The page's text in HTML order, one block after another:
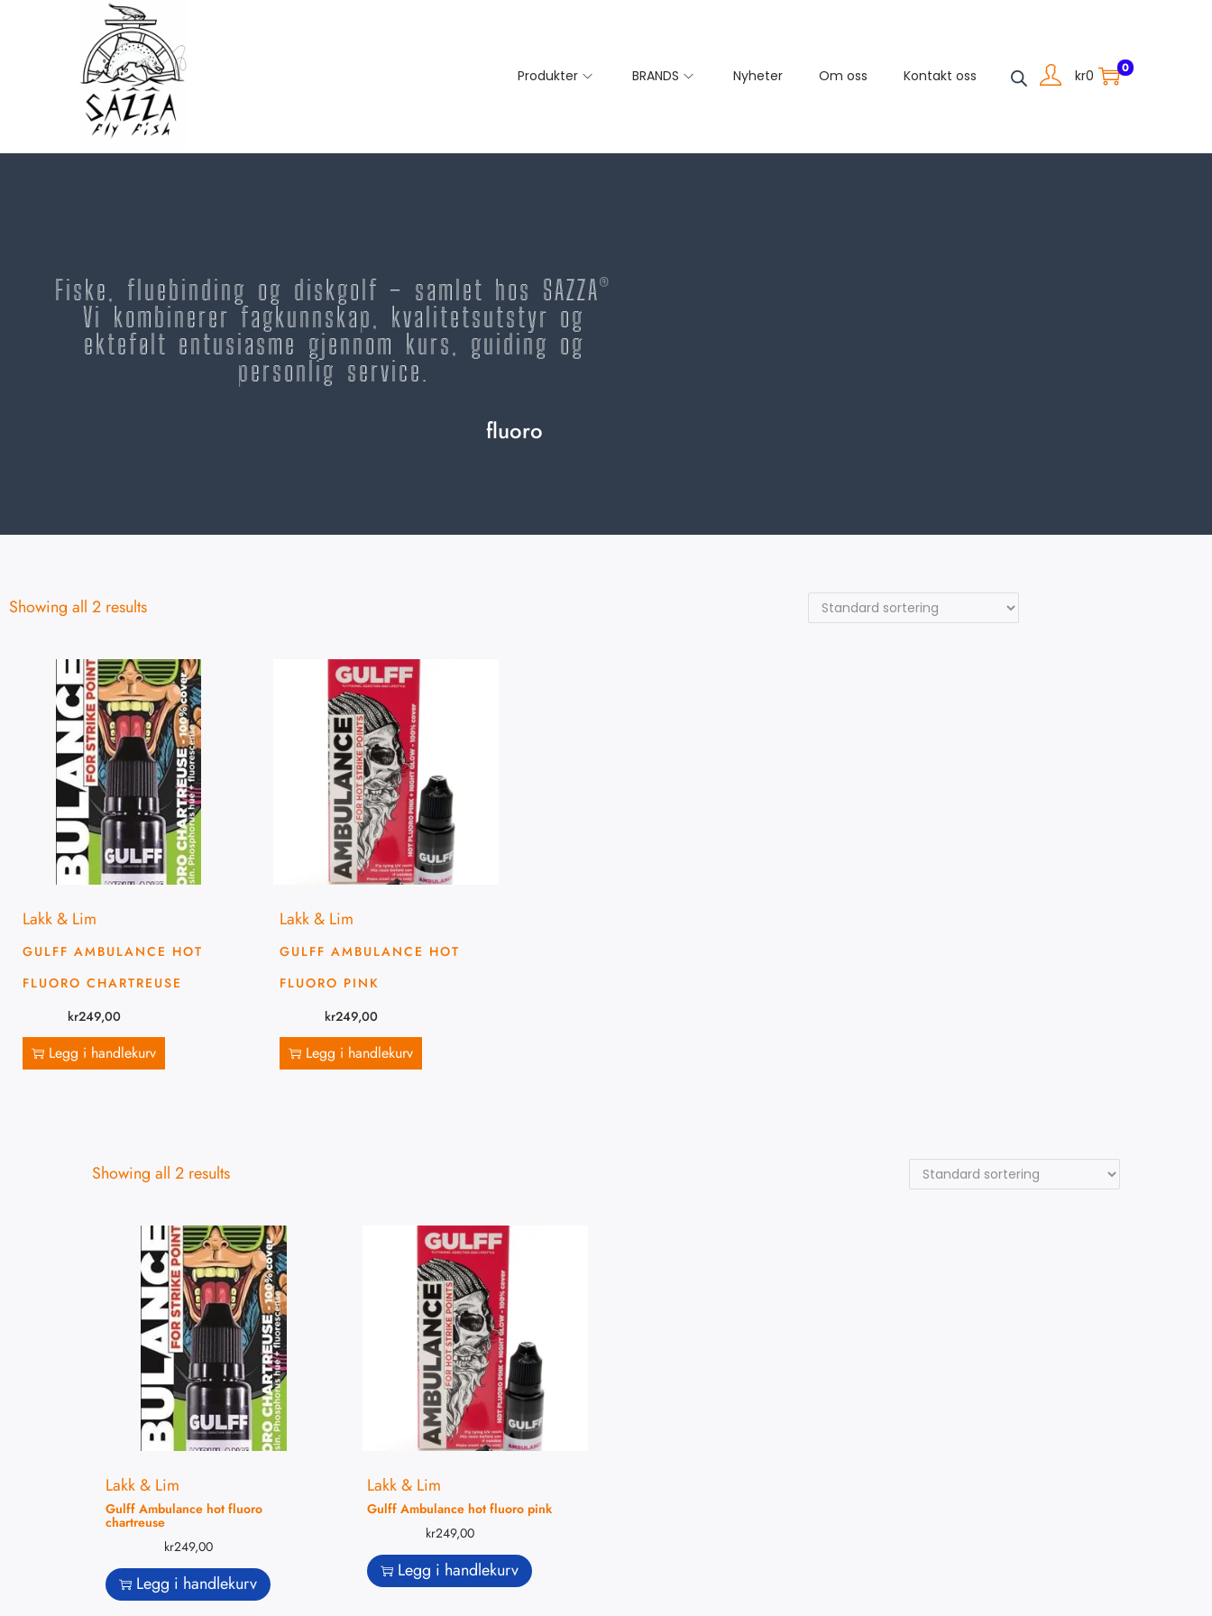
Produkter BRANDS Nyheter Om oss Kontakt oss kr0 0
Fiske, fluebinding og diskgolf – samlet hos SAZZA®
Vi kombinerer fagkunnskap, kvalitetsutstyr og
ektefølt entusiasme gjennom kurs, guiding og
personlig service.
fluoro
Showing all 2 results
Lakk & Lim
GULFF AMBULANCE HOT
FLUORO CHARTREUSE
kr249,00
Legg i handlekurv
Lakk & Lim
GULFF AMBULANCE HOT
FLUORO PINK
kr249,00
Legg i handlekurv
Showing all 2 results
Lakk & Lim
Gulff Ambulance hot fluoro
chartreuse
kr249,00
Legg i handlekurv
Lakk & Lim
Gulff Ambulance hot fluoro pink
kr249,00
Legg i handlekurv